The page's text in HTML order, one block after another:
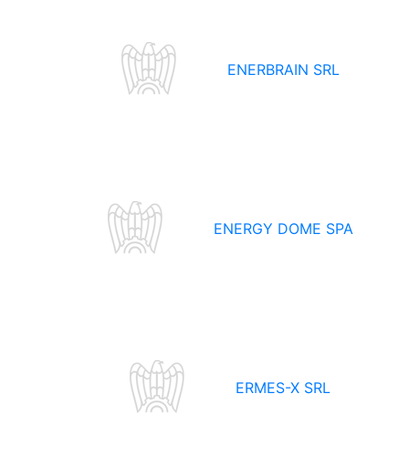
ENERBRAIN SRL
ENERGY DOME SPA
ERMES-X SRL